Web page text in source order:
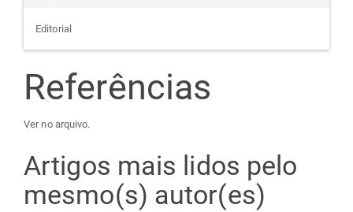
Editorial
Referências
Ver no arquivo.
Artigos mais lidos pelo
mesmo(s) autor(es)